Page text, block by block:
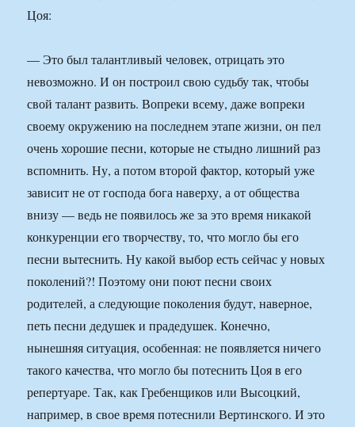
Цоя:
— Это был талантливый человек, отрицать это
невозможно. И он построил свою судьбу так, чтобы
свой талант развить. Вопреки всему, даже вопреки
своему окружению на последнем этапе жизни, он пел
очень хорошие песни, которые не стыдно лишний раз
вспомнить. Ну, а потом второй фактор, который уже
зависит не от господа бога наверху, а от общества
внизу — ведь не появилось же за это время никакой
конкуренции его творчеству, то, что могло бы его
песни вытеснить. Ну какой выбор есть сейчас у новых
поколений?! Поэтому они поют песни своих
родителей, а следующие поколения будут, наверное,
петь песни дедушек и прадедушек. Конечно,
нынешняя ситуация, особенная: не появляется ничего
такого качества, что могло бы потеснить Цоя в его
репертуаре. Так, как Гребенщиков или Высоцкий,
например, в свое время потеснили Вертинского. И это